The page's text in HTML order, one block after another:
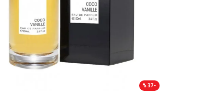
-37 %